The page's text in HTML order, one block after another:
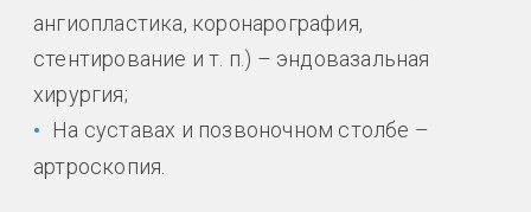
ангиопластика, коронарография,
стентирование и т. п.) – эндовазальная
хирургия;
На суставах и позвоночном столбе –
артроскопия.